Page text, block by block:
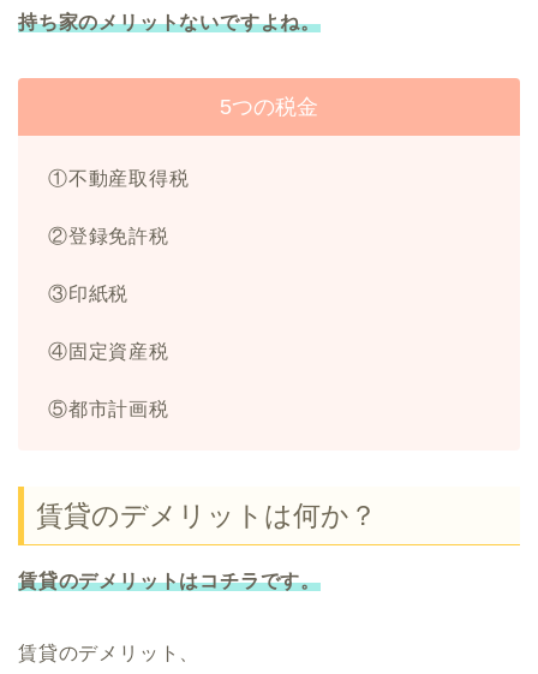
持ち家のメリットないですよね。
5つの税金
①不動産取得税
②登録免許税
③印紙税
④固定資産税
⑤都市計画税
賃貸のデメリットは何か？
賃貸のデメリットはコチラです。
賃貸のデメリット、